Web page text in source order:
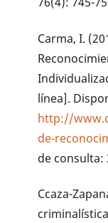
Carma, I.
línea].
http://
de-
de consulta:
Ccaza-